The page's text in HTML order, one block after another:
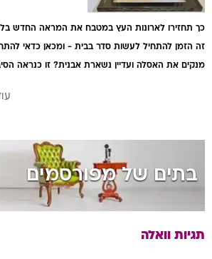
כך תחזירו לארונות העץ במטבח את המראה החדש
זה הזמן להתחיל לעשות סדר בבית - ומכאן כדאי
מנקים את האסלה ועדיין נשארת אבנית? זו כנראה
בתים של מפורסמים
תגיות וואלה